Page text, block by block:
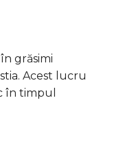
grăsimi
Acest lucru
în timpul